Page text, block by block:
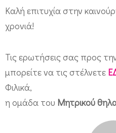
Καλή επιτυχία στην
χρονιά!
Τις ερωτήσεις σας προς
μπορείτε να τις στέλνετε
Φιλικά,
η ομάδα του Μητρικού